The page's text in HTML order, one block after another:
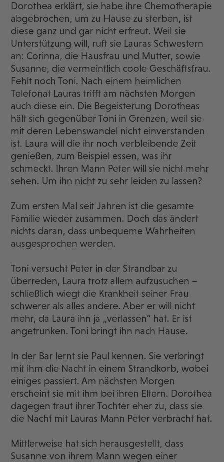
Dorothea erklärt, sie habe ihre Chemotherapie
abgebrochen, um zu Hause zu sterben, ist
diese ganz und gar nicht erfreut. Weil sie
Unterstützung will, ruft sie Lauras Schwestern
an: Corinna, die Hausfrau und Mutter, sowie
Susanne, die vermeintlich coole Geschäftsfrau.
Fehlt noch Toni. Nach einem heimlichen
Telefonat Lauras trifft am nächsten Morgen
auch diese ein. Die Begeisterung Dorotheas
hält sich gegenüber Toni in Grenzen, weil sie
mit deren Lebenswandel nicht einverstanden
ist. Laura will die ihr noch verbleibende Zeit
genießen, zum Beispiel essen, was ihr
schmeckt. Ihren Mann Peter will sie nicht mehr
sehen. Um ihn nicht zu sehr leiden zu lassen?
Zum ersten Mal seit Jahren ist die gesamte
Familie wieder zusammen. Doch das ändert
nichts daran, dass unbequeme Wahrheiten
ausgesprochen werden.
Toni versucht Peter in der Strandbar zu
überreden, Laura trotz allem aufzusuchen –
schließlich wiegt die Krankheit seiner Frau
schwerer als alles andere. Aber er will nicht
mehr, da Laura ihn ja „verlassen“ hat. Er ist
angetrunken. Toni bringt ihn nach Hause.
In der Bar lernt sie Paul kennen. Sie verbringt
mit ihm die Nacht in einem Strandkorb, wobei
einiges passiert. Am nächsten Morgen
erscheint sie mit ihm bei ihren Eltern. Dorothea
dagegen traut ihrer Tochter eher zu, dass sie
die Nacht mit Lauras Mann Peter verbracht hat.
Mittlerweise hat sich herausgestellt, dass
Susanne von ihrem Mann wegen einer